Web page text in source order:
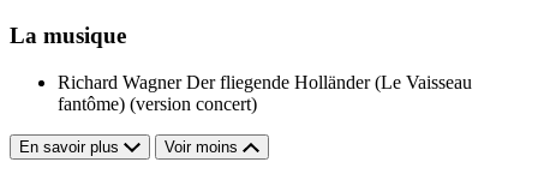
La musique
Richard Wagner Der fliegende Holländer (Le Vaisseau
fantôme) (version concert)
En savoir plus Voir moins